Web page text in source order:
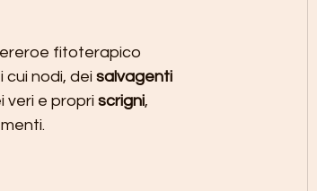
fitoterapico
cui nodi, dei salvagenti
veri e propri scrigni,